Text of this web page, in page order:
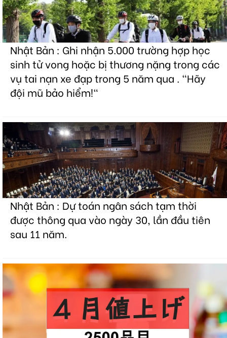
Nhật Bản : Ghi nhận 5.000 trường hợp học
sinh tử vong hoặc bị thương nặng trong các
vụ tai nạn xe đạp trong 5 năm qua . "Hãy
đội mũ bảo hiểm!"
Nhật Bản : Dự toán ngân sách tạm thời
được thông qua vào ngày 30, lần đầu tiên
sau 11 năm.